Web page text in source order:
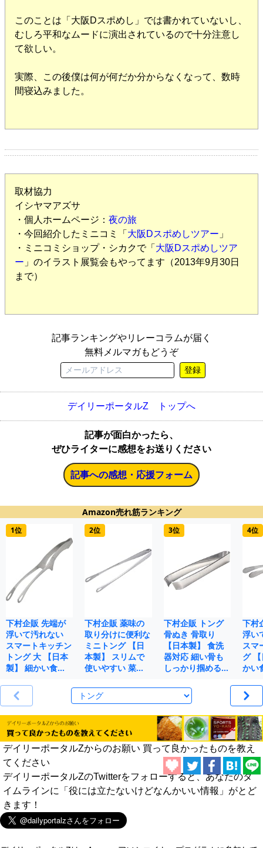
このことは「大阪Dスポめし」では書かれていないし、
むしろ平和なムードに演出されているので十分注意し
て欲しい。
実際、この後僕は何が何だか分からなくなって、数時
間寝込みました。
取材協力
イシヤマアズサ
・個人ホームページ： 夜の旅
・今回紹介したミニコミ「 大阪Dスポめしツアー 」
・ミニコミショップ・シカクで「 大阪Dスポめしツア
ー 」のイラスト展覧会もやってます（2013年9月30日
まで）
記事ランキングやリレーコラムが届く
無料メルマガもどうぞ
登録
デイリーポータルZ トップへ
記事が面白かったら、
ぜひライターに感想をお送りください
記事への感想・応援フォーム
Amazon売れ筋ランキング
1位
下村企販 先端が
浮いて汚れない
スマートキッチン
トング 大 【日本
製】 細かい食…
2位
下村企販 薬味の
取り分けに便利な
ミニトング 【日
本製】 スリムで
使いやすい 菜…
3位
下村企販 トング
骨ぬき 骨取り
【日本製】 食洗
器対応 細い骨も
しっかり掴める…
4位
下村
浮い
スマ
グ
かい
デイリーポータルZからのお願い 買って良かったものを教え
てください
デイリーポータルZのTwitterをフォローすると、あなたのタ
イムラインに「役には立たないけどなんかいい情報」がとど
きます！